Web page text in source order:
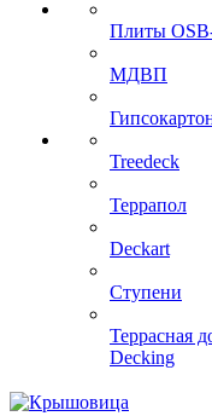
Плиты
МДВП
Treedeck
Террапол
Deckart
Ступени
Террасная
Decking